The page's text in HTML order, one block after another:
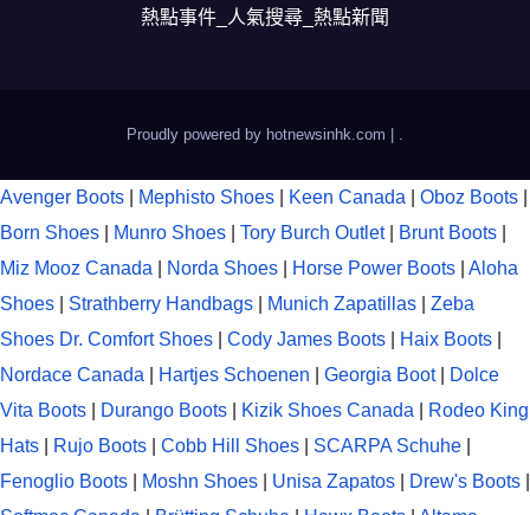
熱點事件_人氣搜尋_熱點新聞
Proudly powered by hotnewsinhk.com |
Avenger Boots Mephisto Shoes Keen Canada Oboz Boots
Born Shoes
Munro Shoes Tory Burch Outlet Brunt Boots
Miz Mooz Canada
Norda Shoes Horse Power Boots
Aloha
Shoes
Strathberry Handbags Munich Zapatillas
Zeba
Shoes Dr. Comfort Shoes Cody James Boots Haix Boots
Nordace Canada
Hartjes Schoenen Georgia Boot|
Dolce
Vita Boots
Durango Boots Kizik Shoes Canada
Rodeo King
Hats
Rujo Boots Cobb Hill Shoes SCARPA Schuhe
Fenoglio Boots
Moshn Shoes Unisa Zapatos Drew's Boots